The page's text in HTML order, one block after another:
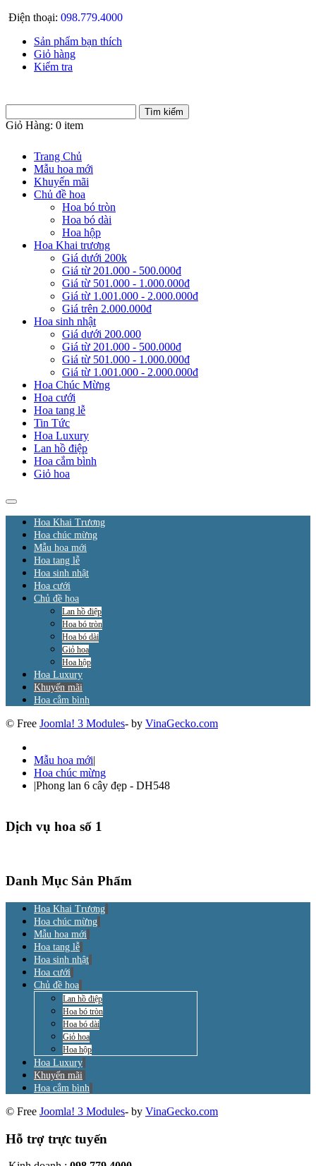
Điện thoại: 098.779.4000
Sản phẩm bạn thích
Giỏ hàng
Kiểm tra
Giỏ Hàng: 0 item
Trang Chủ
Mẫu hoa mới
Khuyến mãi
Chủ đề hoa
Hoa bó tròn
Hoa bó dài
Hoa hộp
Hoa Khai trương
Giá dưới 200k
Giá từ 201.000 - 500.000đ
Giá từ 501.000 - 1.000.000đ
Giá từ 1.001.000 - 2.000.000đ
Giá trên 2.000.000đ
Hoa sinh nhật
Giá dưới 200.000
Giá từ 201.000 - 500.000đ
Giá từ 501.000 - 1.000.000đ
Giá từ 1.001.000 - 2.000.000đ
Hoa Chúc Mừng
Hoa cưới
Hoa tang lễ
Tin Tức
Hoa Luxury
Lan hồ điệp
Hoa cắm bình
Giỏ hoa
Hoa Khai Trương
Hoa chúc mừng
Mẫu hoa mới
Hoa tang lễ
Hoa sinh nhật
Hoa cưới
Chủ đề hoa
Lan hồ điệp
Hoa bó tròn
Hoa bó dài
Giỏ hoa
Hoa hộp
Hoa Luxury
Khuyến mãi
Hoa cắm bình
© Free Joomla! 3 Modules- by VinaGecko.com
Mẫu hoa mới|
Hoa chúc mừng
|Phong lan 6 cây đẹp - DH548
Dịch vụ hoa số 1
Danh Mục Sản Phẩm
Hoa Khai Trương
Hoa chúc mừng
Mẫu hoa mới
Hoa tang lễ
Hoa sinh nhật
Hoa cưới
Chủ đề hoa
Lan hồ điệp
Hoa bó tròn
Hoa bó dài
Giỏ hoa
Hoa hộp
Hoa Luxury
Khuyến mãi
Hoa cắm bình
© Free Joomla! 3 Modules- by VinaGecko.com
Hỗ trợ trực tuyến